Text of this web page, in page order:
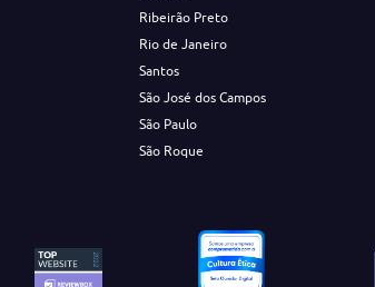
Ribeirão Preto
Rio de Janeiro
Santos
São José dos Campos
São Paulo
São Roque